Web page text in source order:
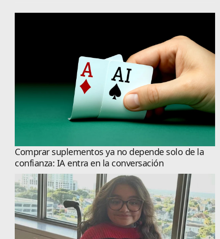
Comprar suplementos ya no depende solo de la
confianza: IA entra en la conversación